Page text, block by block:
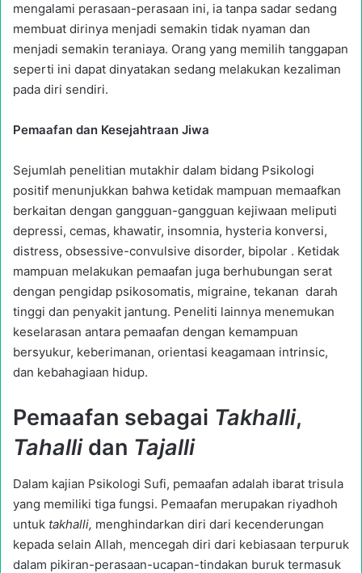
mengalami perasaan-perasaan ini, ia tanpa sadar sedang
membuat dirinya menjadi semakin tidak nyaman dan
menjadi semakin teraniaya. Orang yang memilih tanggapan
seperti ini dapat dinyatakan sedang melakukan kezaliman
pada diri sendiri.
Pemaafan dan Kesejahtraan Jiwa
Sejumlah penelitian mutakhir dalam bidang Psikologi
positif menunjukkan bahwa ketidak mampuan memaafkan
berkaitan dengan gangguan-gangguan kejiwaan meliputi
depressi, cemas, khawatir, insomnia, hysteria konversi,
distress, obsessive-convulsive disorder, bipolar . Ketidak
mampuan melakukan pemaafan juga berhubungan serat
dengan pengidap psikosomatis, migraine, tekanan darah
tinggi dan penyakit jantung. Peneliti lainnya menemukan
keselarasan antara pemaafan dengan kemampuan
bersyukur, keberimanan, orientasi keagamaan intrinsic,
dan kebahagiaan hidup.
Pemaafan sebagai Takhalli,
Tahalli dan Tajalli
Dalam kajian Psikologi Sufi, pemaafan adalah ibarat trisula
yang memiliki tiga fungsi. Pemaafan merupakan riyadhoh
untuk takhalli, menghindarkan diri dari kecenderungan
kepada selain Allah, mencegah diri dari kebiasaan terpuruk
dalam pikiran-perasaan-ucapan-tindakan buruk termasuk